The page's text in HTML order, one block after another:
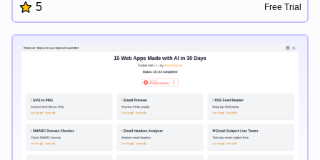
수익 증대를 위한 맞춤형 조언을 받으세요. AI 기반 부동산 인사
이트의 힘을 발휘하여 부동산 시장에서 더 큰 성공을 거두세요.
5 Free Trial